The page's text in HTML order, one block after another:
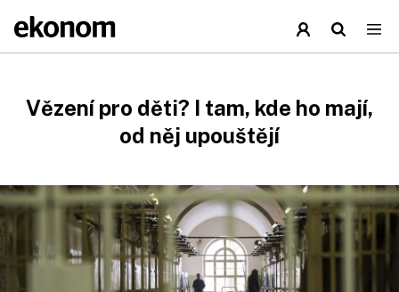
Vězení pro děti? I tam, kde ho mají,
od něj upouštějí